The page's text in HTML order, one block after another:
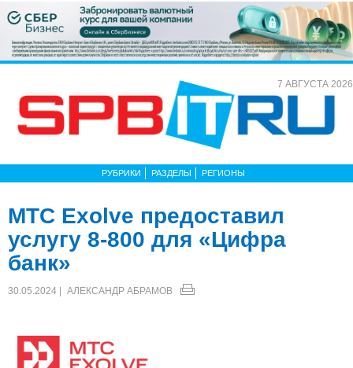
7 АВГУСТА 2026
РУБРИКИ РАЗДЕЛЫ РЕГИОНЫ
МТС Exolve предоставил
услугу 8-800 для «Цифра
банк»
30.05.2024 | АЛЕКСАНДР АБРАМОВ